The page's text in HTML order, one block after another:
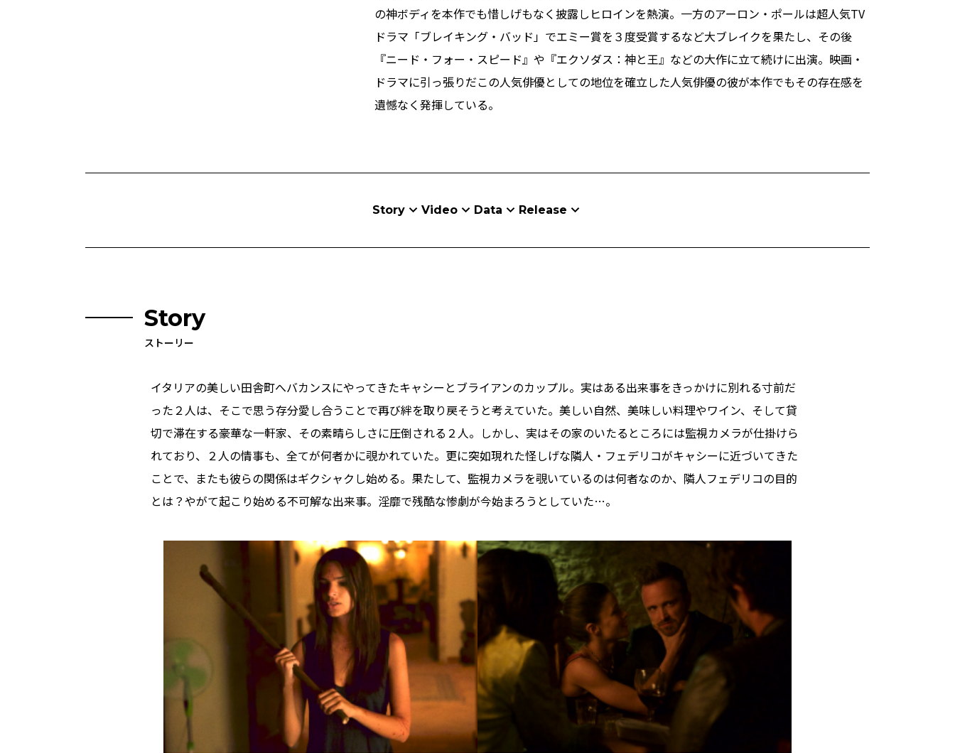
の神ボディを本作でも惜しげもなく披露しヒロインを熱演。一方のアーロン・ポールは超人気TV
ドラマ「ブレイキング・バッド」でエミー賞を３度受賞するなど大ブレイクを果たし、その後
『ニード・フォー・スピード』や『エクソダス：神と王』などの大作に立て続けに出演。映画・
ドラマに引っ張りだこの人気俳優としての地位を確立した人気俳優の彼が本作でもその存在感を
遺憾なく発揮している。
Story Video Data Release
Story
ストーリー
イタリアの美しい田舎町へバカンスにやってきたキャシーとブライアンのカップル。実はある出来事をきっかけに別れる寸前だ
った２人は、そこで思う存分愛し合うことで再び絆を取り戻そうと考えていた。美しい自然、美味しい料理やワイン、そして貸
切で滞在する豪華な一軒家、その素晴らしさに圧倒される２人。しかし、実はその家のいたるところには監視カメラが仕掛けら
れており、２人の情事も、全てが何者かに覗かれていた。更に突如現れた怪しげな隣人・フェデリコがキャシーに近づいてきた
ことで、またも彼らの関係はギクシャクし始める。果たして、監視カメラを覗いているのは何者なのか、隣人フェデリコの目的
とは？やがて起こり始める不可解な出来事。淫靡で残酷な惨劇が今始まろうとしていた…。